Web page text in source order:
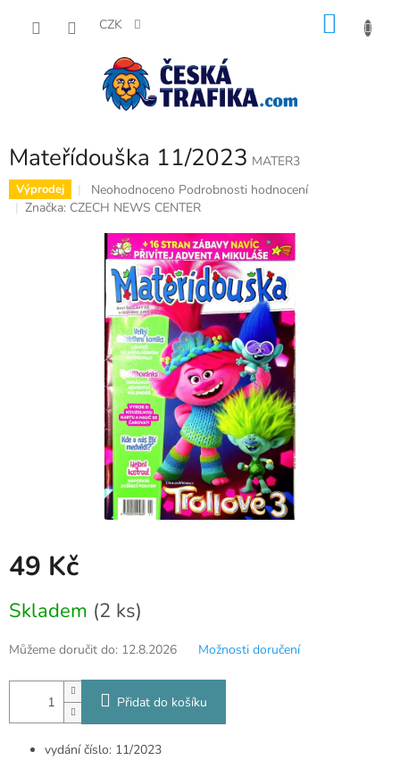
CZK
Mateřídouška 11/2023 MATER3
Výprodej
Průměrné
hodnocení
0,0
hvězdiček.
Neohodnoceno Podrobnosti hodnocení
Značka: CZECH NEWS CENTER
49 Kč
cena:
Skladem (2 ks)
Můžeme doručit do: 12.8.2026 Možnosti doručení
Přidat do košíku
vydání číslo: 11/2023